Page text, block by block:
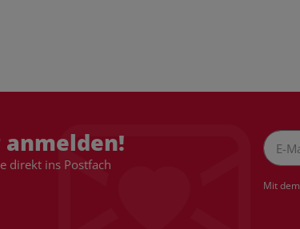
direkt ins Postfach
Mit